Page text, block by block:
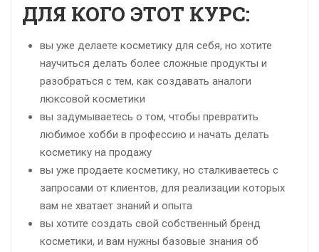
ДЛЯ КОГО ЭТОТ КУРС:
вы уже делаете косметику для себя, но хотите
научиться делать более сложные продукты и
разобраться с тем, как создавать аналоги
люксовой косметики
вы задумываетесь о том, чтобы превратить
любимое хобби в профессию и начать делать
косметику на продажу
вы уже продаете косметику, но сталкиваетесь с
запросами от клиентов, для реализации которых
вам не хватает знаний и опыта
вы хотите создать свой собственный бренд
косметики, и вам нужны базовые знания об